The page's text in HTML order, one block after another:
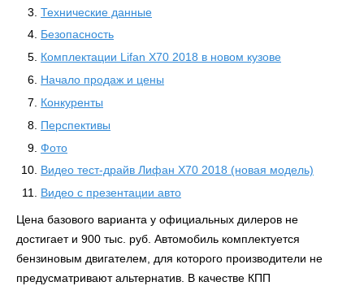
Технические данные
Безопасность
Комплектации Lifan X70 2018 в новом кузове
Начало продаж и цены
Конкуренты
Перспективы
Фото
Видео тест-драйв Лифан Х70 2018 (новая модель)
Видео с презентации авто
Цена базового варианта у официальных дилеров не
достигает и 900 тыс. руб. Автомобиль комплектуется
бензиновым двигателем, для которого производители не
предусматривают альтернатив. В качестве КПП